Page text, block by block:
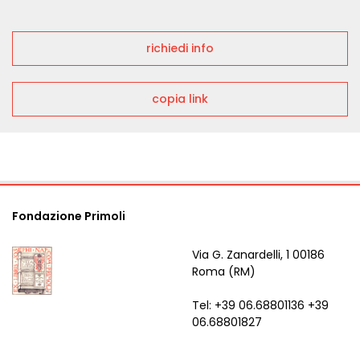
richiedi info
copia link
Fondazione Primoli
Via G. Zanardelli, 1 00186
Roma (RM)
Tel: +39 06.68801136 +39
06.68801827